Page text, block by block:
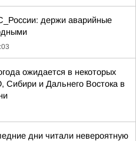
держи аварийные
ожидается в некоторых
Сибири и Дальнего Востока в
дни читали невероятную